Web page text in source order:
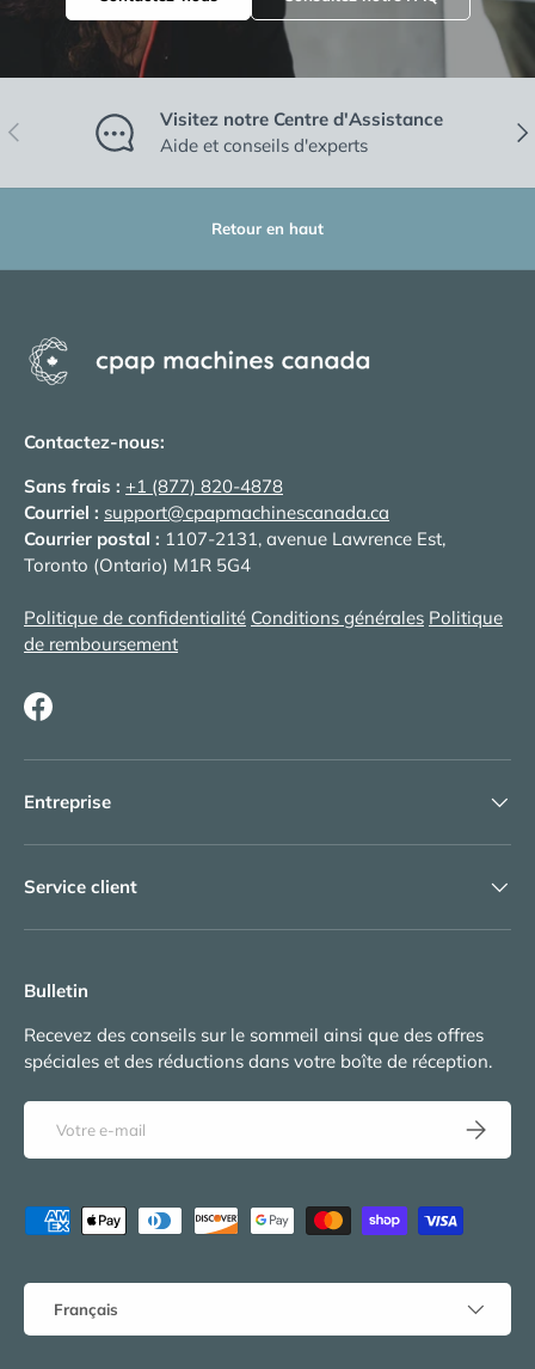
Précédent
Visitez notre Centre d'Assistance
Aide et conseils d'experts
Retour en haut
Contactez-nous:
Sans frais : +1 (877) 820-4878
Courriel : support@cpapmachinescanada.ca
Courrier postal : 1107-2131, avenue Lawrence Est,
Toronto (Ontario) M1R 5G4
Politique de confidentialité Conditions générales Politique
de remboursement
Facebook
Entreprise
Service client
Bulletin
Recevez des conseils sur le sommeil ainsi que des offres
spéciales et des réductions dans votre boîte de réception.
E-mail
S’inscrire
Moyens de paiement acceptés
Langue
Français